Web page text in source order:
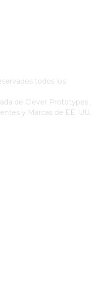
todos los
de Clever Prototypes ,
y Marcas de EE. UU.